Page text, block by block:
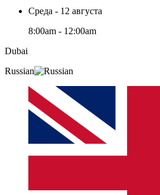
Среда - 12 августа
8:00am - 12:00am
Dubai
Russian